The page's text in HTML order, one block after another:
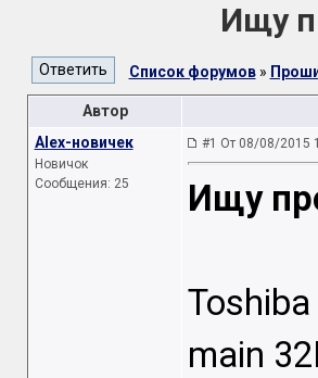
Ищу
Список форумов»
Автор
Alex-новичек
Новичок
Сообщения: 25
#1 От 08/08/2015
Ищу
main